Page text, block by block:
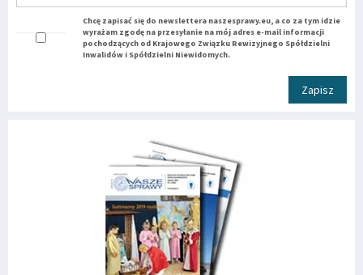
Chcę zapisać się do newslettera naszesprawy.eu, a co za tym idzie
wyrażam zgodę na przesyłanie na mój adres e-mail informacji
pochodzących od Krajowego Związku Rewizyjnego Spółdzielni
Inwalidów i Spółdzielni Niewidomych.
Zapisz